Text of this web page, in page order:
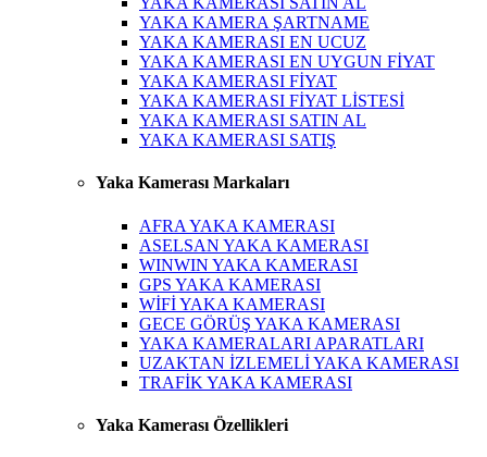
YAKA KAMERA ŞARTNAME
YAKA KAMERASI EN UCUZ
YAKA KAMERASI EN UYGUN FİYAT
YAKA KAMERASI FİYAT
YAKA KAMERASI FİYAT LİSTESİ
YAKA KAMERASI SATIN AL
YAKA KAMERASI SATIŞ
Yaka Kamerası Markaları
AFRA YAKA KAMERASI
ASELSAN YAKA KAMERASI
WINWIN YAKA KAMERASI
GPS YAKA KAMERASI
WİFİ YAKA KAMERASI
GECE GÖRÜŞ YAKA KAMERASI
YAKA KAMERALARI APARATLARI
UZAKTAN İZLEMELİ YAKA KAMERASI
TRAFİK YAKA KAMERASI
Yaka Kamerası Özellikleri